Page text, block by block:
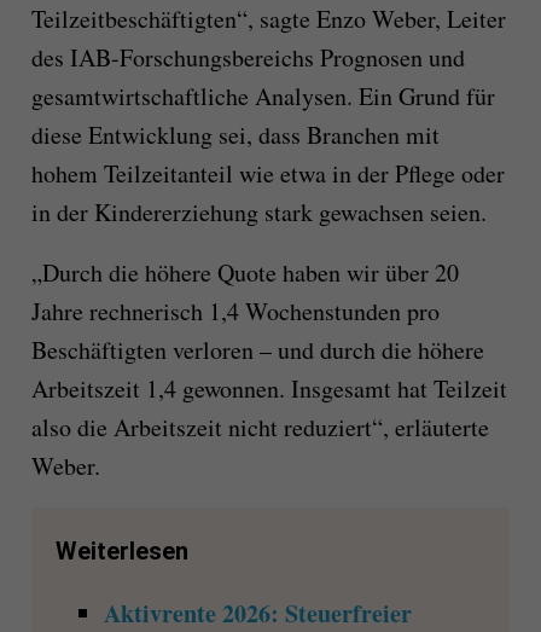
Teilzeitbeschäftigten“, sagte Enzo Weber, Leiter
des IAB-Forschungsbereichs Prognosen und
gesamtwirtschaftliche Analysen. Ein Grund für
diese Entwicklung sei, dass Branchen mit
hohem Teilzeitanteil wie etwa in der Pflege oder
in der Kindererziehung stark gewachsen seien.
„Durch die höhere Quote haben wir über 20
Jahre rechnerisch 1,4 Wochenstunden pro
Beschäftigten verloren – und durch die höhere
Arbeitszeit 1,4 gewonnen. Insgesamt hat Teilzeit
also die Arbeitszeit nicht reduziert“, erläuterte
Weber.
Weiterlesen
Aktivrente 2026: Steuerfreier